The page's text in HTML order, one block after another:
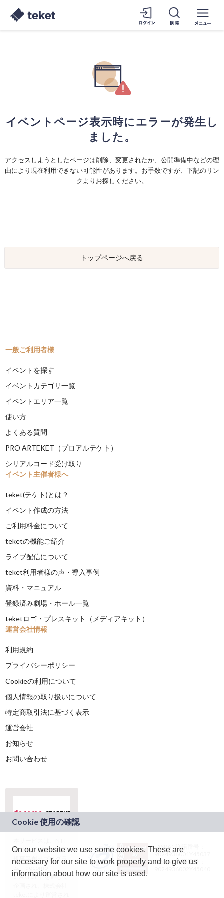
イベントページ表示時にエラーが発生し
ました。
アクセスしようとしたページは削除、変更されたか、公開準備中などの理
由により現在利用できない可能性があります。お手数ですが、下記のリン
クよりお探しください。
トップページへ戻る
一般ご利用者様
イベントを探す
イベントカテゴリ一覧
イベントエリア一覧
使い方
よくある質問
PRO ARTEKET（プロアルテケト）
シリアルコード受け取り
イベント主催者様へ
teket(テケト)とは？
イベント作成の方法
ご利用料金について
teketの機能ご紹介
ライブ配信について
teket利用者様の声・導入事例
資料・マニュアル
登録済み劇場・ホール一覧
teketロゴ・プレスキット（メディアキット）
運営会社情報
利用規約
プライバシーポリシー
Cookieの利用について
個人情報の取り扱いについて
特定商取引法に基づく表示
運営会社
お知らせ
お問い合わせ
ドコモグループの新
規事業創出プログラ
ム「docomo
STARTUP」を通じて
JASRAC許諾番号：
9024936001Y45037
JASRAC許諾番号：
On our website we use some cookies. These are
necessary for our site to work properly and to give us
information about how our site is used.